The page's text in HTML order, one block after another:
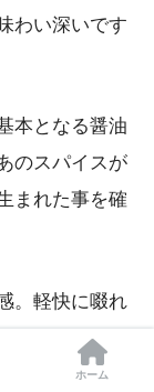
わい深いです
本となる醤油
のスパイスが
まれた事を確
。軽快に啜れ
ホーム